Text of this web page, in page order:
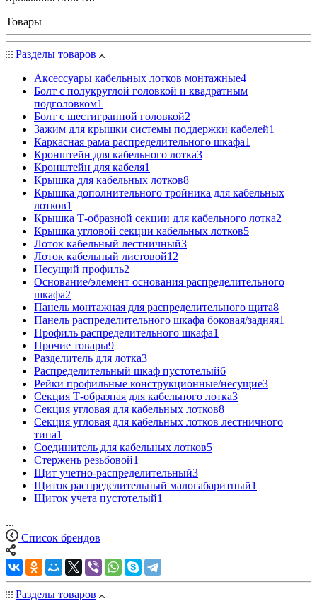
Товары
Разделы товаров
Аксессуары кабельных лотков монтажные4
Болт с полукруглой головкой и квадратным
подголовком1
Болт с шестигранной головкой2
Зажим для крышки системы поддержки кабелей1
Каркасная рама распределительного шкафа1
Кронштейн для кабельного лотка3
Кронштейн для кабеля1
Крышка для кабельных лотков8
Крышка дополнительного тройника для кабельных
лотков1
Крышка Т-образной секции для кабельного лотка2
Крышка угловой секции кабельных лотков5
Лоток кабельный лестничный3
Лоток кабельный листовой12
Несущий профиль2
Основание/элемент основания распределительного
шкафа2
Панель монтажная для распределительного щита8
Панель распределительного шкафа боковая/задняя1
Профиль распределительного шкафа1
Прочие товары9
Разделитель для лотка3
Распределительный шкаф пустотелый6
Рейки профильные конструкционные/несущие3
Секция Т-образная для кабельного лотка3
Секция угловая для кабельных лотков8
Секция угловая для кабельных лотков лестничного
типа1
Соединитель для кабельных лотков5
Стержень резьбовой1
Щит учетно-распределительный3
Щиток распределительный малогабаритный1
Щиток учета пустотелый1
...
Список брендов
Разделы товаров